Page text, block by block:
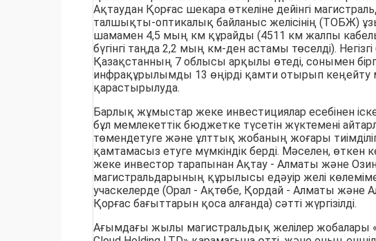
Ақтаудан Қорғас шекара өткеліне дейінгі
талшықты-оптикалық байланыс желісінің (ТОБЖ)
шамамен 4,5 мың км құрайды (4511 км жалпы
бүгінгі таңда 2,2 мың км-ден астамы төселді).
Қазақстанның 7 облысы арқылы өтеді, сонымен
инфрақұрылымды 13 өңірді қамти отырып кеңейту
қарастырылуда.
Барлық жұмыстар жеке инвестициялар есебінен
бұл мемлекеттік бюджетке түсетін жүктемені
төмендетуге және ұлттық жобаның жоғары
қамтамасыз етуге мүмкіндік берді. Мәселен, өткен
жеке инвестор тарапынан Ақтау - Алматы және
магистральдарының құрылысы едәуір желі
учаскелерде (Орал - Ақтөбе, Қордай - Алматы және
Қорғас бағыттарын қоса алғанда) сәтті жүргізілді.
Ағымдағы жылы магистральдық желілер жобалары